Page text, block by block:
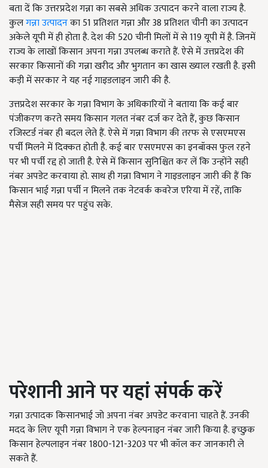
बता दें कि उत्तरप्रदेश गन्ना का सबसे अधिक उत्पादन करने वाला राज्य है.
कुलगन्ना उत्पादनका 51 प्रतिशत गन्ना और 38 प्रतिशत चीनी का उत्पादन
अकेले यूपी में ही होता है. देश की 520 चीनी मिलों में से 119 यूपी में है. जिनमें
राज्य के लाखों किसान अपना गन्ना उपलब्ध कराते हैं. ऐसे में उत्तप्रदेश की
सरकार किसानों की गन्ना खरीद और भुगतान का खास ख्याल रखती है. इसी
कड़ी में सरकार ने यह नई गाइडलाइन जारी की है.
उत्तप्रदेश सरकार के गन्ना विभाग के अधिकारियों ने बताया कि कई बार
पंजीकरण करते समय किसान गलत नंबर दर्ज कर देते हैं, कुछ किसान
रजिस्टर्ड नंबर ही बदल लेते हैं. ऐसे में गन्ना विभाग की तरफ से एसएमएस
पर्ची मिलने में दिक्कत होती है. कई बार एसएमएस का इनबॉक्स फुल रहने
पर भी पर्ची रद्द हो जाती है. ऐसे में किसान सुनिश्चित कर लें कि उन्होंने सही
नंबर अपडेट करवाया हो. साथ ही गन्ना विभाग ने गाइडलाइन जारी की हैं कि
किसान भाई गन्ना पर्ची न मिलने तक नेटवर्क कवरेज एरिया में रहें, ताकि
मैसेज सही समय पर पहुंच सके.
परेशानी आने पर यहां संपर्क करें
गन्ना उत्पादक किसानभाई जो अपना नंबर अपडेट करवाना चाहते हैं. उनकी
मदद के लिए यूपी गन्ना विभाग ने एक हेल्पनाइन नंबर जारी किया है. इच्छुक
किसान हेल्पलाइन नंबर1800-121-3203पर भी कॉल कर जानकारी ले
सकते हैं.